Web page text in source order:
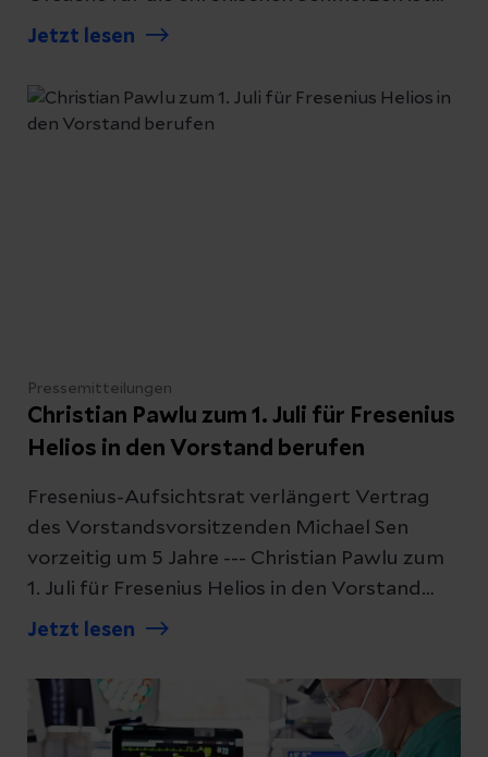
das Beckenvenensyndrom, vor allem wenn
bereits ausgeschlossen wurden. Priv.-Doz. Dr.
Michael Moche, Chefarzt der Klinik für
Jetzt lesen
Pressemitteilungen
Christian Pawlu zum 1. Juli für Fresenius
Helios in den Vorstand berufen
Fresenius-Aufsichtsrat verlängert Vertrag
des Vorstandsvorsitzenden Michael Sen
vorzeitig um 5 Jahre --- Christian Pawlu zum
1. Juli für Fresenius Helios in den Vorstand
berufen
Jetzt lesen